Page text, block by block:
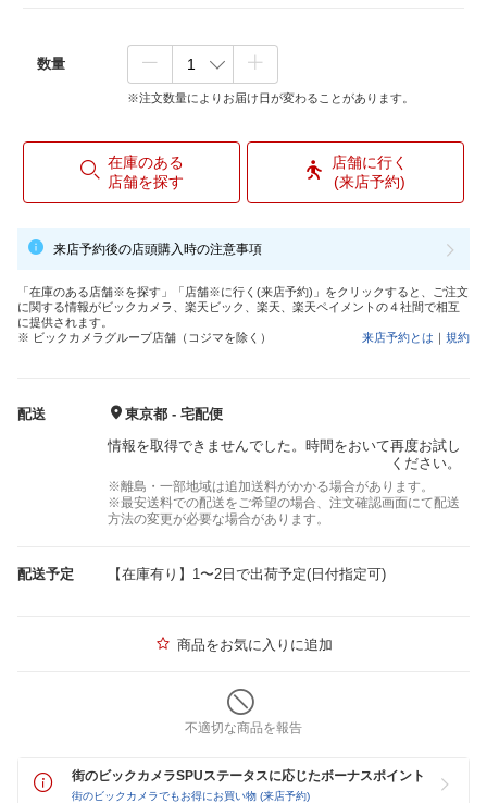
数量
※注文数量によりお届け日が変わることがあります。
在庫のある
店舗を探す
店舗に行く
(来店予約)
来店予約後の店頭購入時の注意事項
「在庫のある店舗※を探す」「店舗※に行く(来店予約)」をクリックすると、ご注文
に関する情報がビックカメラ、楽天ビック、楽天、楽天ペイメントの４社間で相互
に提供されます。
※ ビックカメラグループ店舗（コジマを除く）
来店予約とは ｜ 規約
配送
東京都 - 宅配便
情報を取得できませんでした。時間をおいて再度お試し
ください。
※離島・一部地域は追加送料がかかる場合があります。
※最安送料での配送をご希望の場合、注文確認画面にて配送
方法の変更が必要な場合があります。
配送予定 【在庫有り】1〜2日で出荷予定(日付指定可)
商品をお気に入りに追加
不適切な商品を報告
街のビックカメラSPUステータスに応じたボーナスポイント
街のビックカメラでもお得にお買い物 (来店予約)